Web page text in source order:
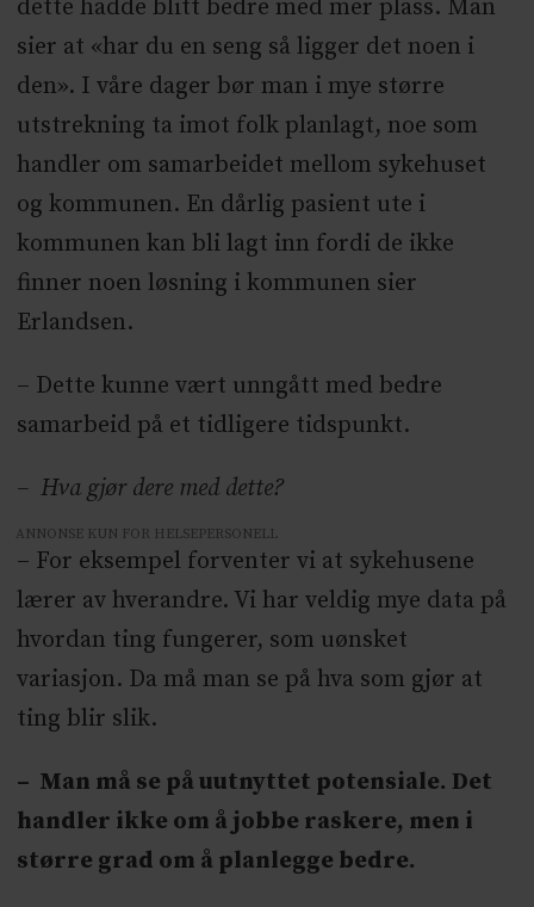
dette hadde blitt bedre med mer plass. Man
sier at «har du en seng så ligger det noen i
den». I våre dager bør man i mye større
utstrekning ta imot folk planlagt, noe som
handler om samarbeidet mellom sykehuset
og kommunen. En dårlig pasient ute i
kommunen kan bli lagt inn fordi de ikke
finner noen løsning i kommunen sier
Erlandsen.
– Dette kunne vært unngått med bedre
samarbeid på et tidligere tidspunkt.
– Hva gjør dere med dette?
ANNONSE KUN FOR HELSEPERSONELL
– For eksempel forventer vi at sykehusene
lærer av hverandre. Vi har veldig mye data på
hvordan ting fungerer, som uønsket
variasjon. Da må man se på hva som gjør at
ting blir slik.
– Man må se på uutnyttet potensiale. Det
handler ikke om å jobbe raskere, men i
større grad om å planlegge bedre.